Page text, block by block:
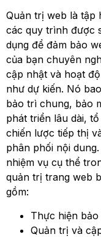
Quản trị web là tập
các quy trình được
dụng để đảm bảo
của bạn chuyên
cập nhật và hoạt
như dự kiến. Nó
bảo trì chung, bảo
phát triển lâu dài,
chiến lược tiếp thị
phân phối nội dung.
nhiệm vụ cụ thể
quản trị trang web
gồm:
Thực hiện
Quản trị và